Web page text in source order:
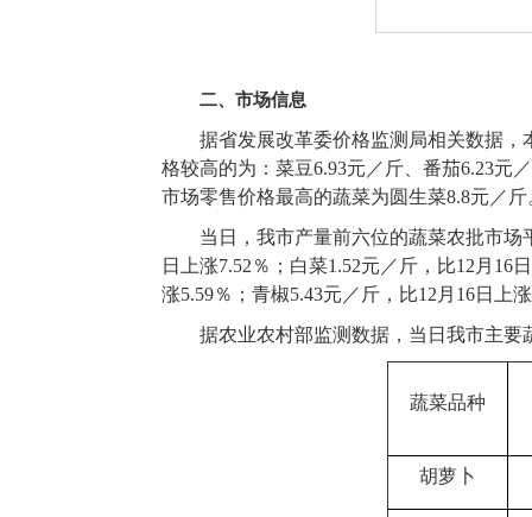
二、市场信息
据省发展改革委价格监测局相关数据
格较高的为：菜豆6.93元／斤、番茄6.23元
市场零售价格最高的蔬菜为圆生菜8.8元／斤
当日，我市产量前六位的蔬菜农批市场
日上涨7.52％；白菜1.52元／斤，比12月16
涨5.59％；青椒5.43元／斤，比12月16日上
据农业农村部监测数据，当日我市主
蔬菜品种
胡萝卜